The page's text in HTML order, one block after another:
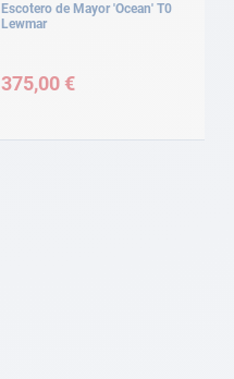
Escotero de Mayor 'Ocean' T0
Lewmar
375,00 €